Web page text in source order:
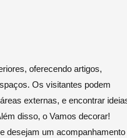
oferecendo artigos,
Os visitantes podem
externas, e encontrar
disso, o Vamos decorar!
desejam um acompanhamento